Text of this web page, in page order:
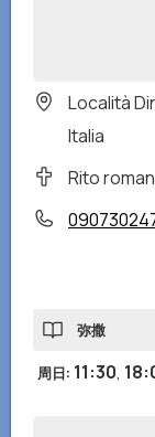
Località
Italia
Rito
弥撒
周日: 11:30,